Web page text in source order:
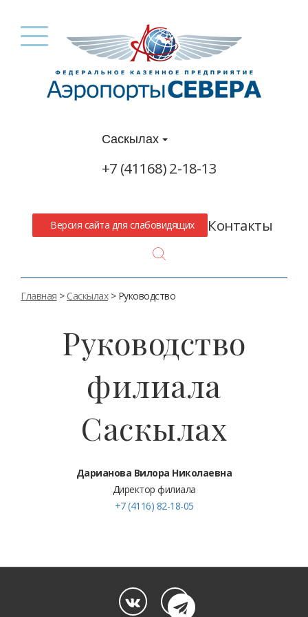
Саскылах
+7 (41168) 2-18-13
Версия сайта для слабовидящих Контакты
Главная > Саскылах> Руководство
Руководство
филиала
Саскылах
Дарианова Вилора Николаевна
Директор филиала
+7 (4116) 82-18-05